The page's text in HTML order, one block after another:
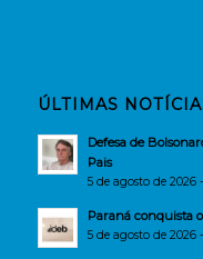
ÚLTIMAS
Defesa de
Pais
5 de agosto de 2026
Paraná conquista
5 de agosto de 2026 -